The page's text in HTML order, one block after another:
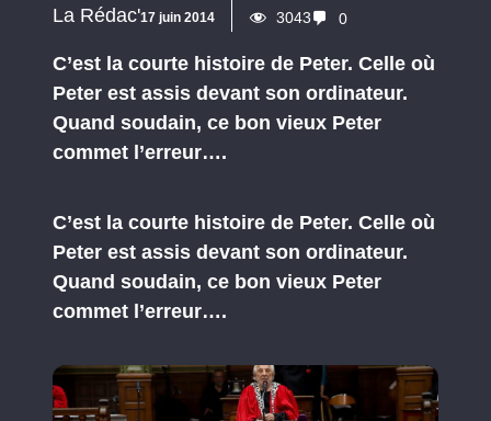
La Rédac'17 juin 2014 3043 0
C’est la courte histoire de Peter. Celle où
Peter est assis devant son ordinateur.
Quand soudain, ce bon vieux Peter
commet l’erreur….
C’est la courte histoire de Peter. Celle où
Peter est assis devant son ordinateur.
Quand soudain, ce bon vieux Peter
commet l’erreur….